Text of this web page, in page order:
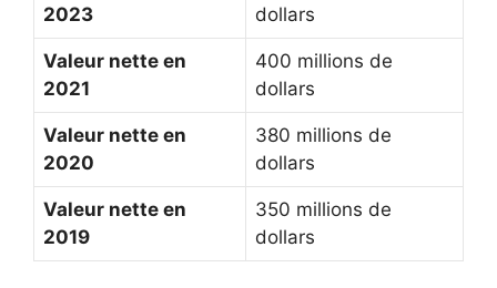
2023
dollars
Valeur nette en
2021
400 millions de
dollars
Valeur nette en
2020
380 millions de
dollars
Valeur nette en
2019
350 millions de
dollars